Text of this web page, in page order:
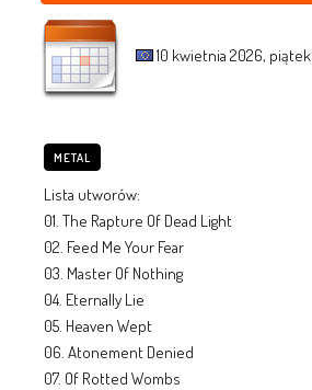
10 kwietnia 2026, piątek
METAL
Lista utworów:
01. The Rapture Of Dead Light
02. Feed Me Your Fear
03. Master Of Nothing
04. Eternally Lie
05. Heaven Wept
06. Atonement Denied
07. Of Rotted Wombs